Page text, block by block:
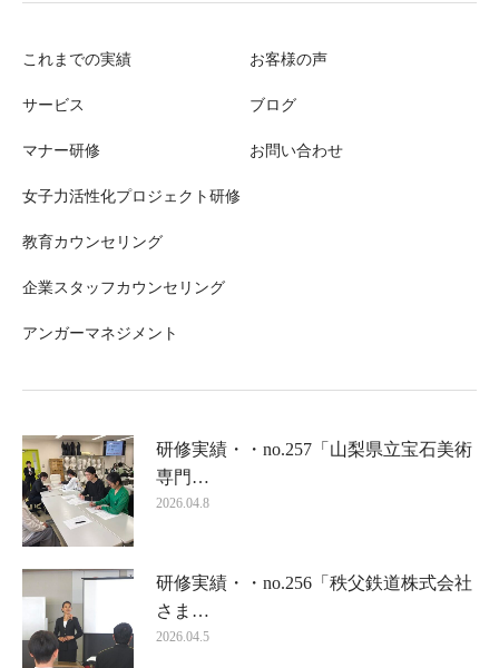
これまでの実績
サービス
マナー研修
女子力活性化プロジェクト研修
教育カウンセリング
企業スタッフカウンセリング
アンガーマネジメント
お客様の声
ブログ
お問い合わせ
研修実績・・no.257「山梨県立宝石美術
専門…
2026.04.8
研修実績・・no.256「秩父鉄道株式会社
さま…
2026.04.5